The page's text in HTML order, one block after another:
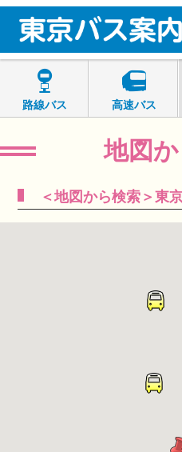
路線バス 高速バス
地図
＜地図から検索＞東